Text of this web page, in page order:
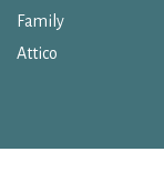
Family
Attico